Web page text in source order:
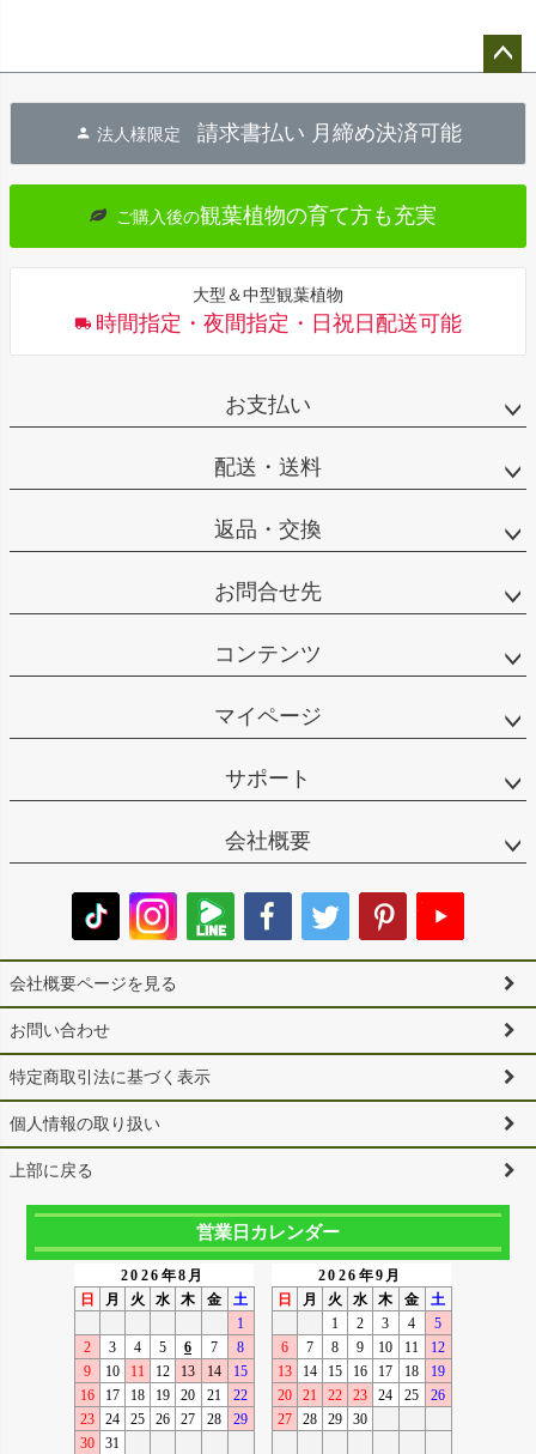
へ
法人様限定 請求書払い 月締め決済可能
ご購入後の観葉植物の育て方も充実
大型＆中型観葉植物
時間指定・夜間指定・日祝日配送可能
お支払い
配送・送料
返品・交換
お問合せ先
コンテンツ
マイページ
サポート
会社概要
会社概要ページを見る
お問い合わせ
特定商取引法に基づく表示
個人情報の取り扱い
上部に戻る
営業日カレンダー